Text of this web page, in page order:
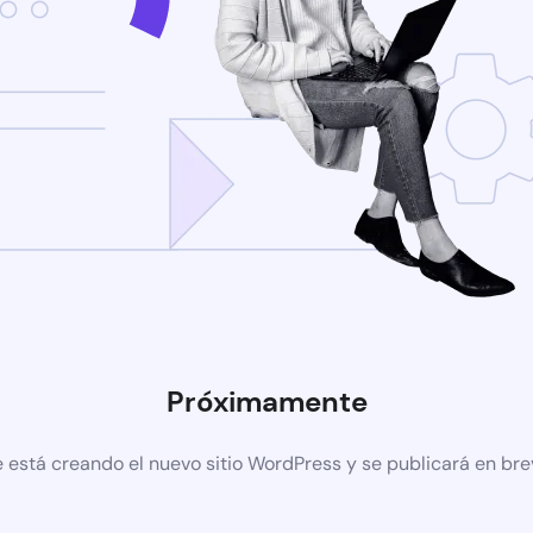
Próximamente
está creando el nuevo sitio WordPress y se publicará en